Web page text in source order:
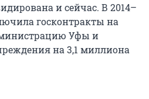
и сейчас. В 2014–
госконтракты на
Уфы и
на 3,1 миллиона